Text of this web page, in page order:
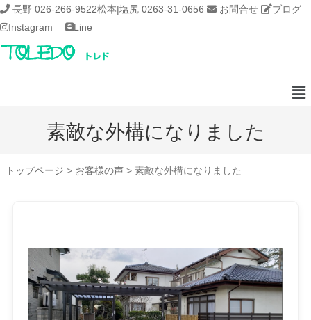
長野 026-266-9522松本|塩尻 0263-31-0656 お問合せ
ブログ
Instagram
Line
素敵な外構になりました
トップページ > お客様の声 > 素敵な外構になりました